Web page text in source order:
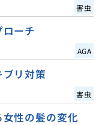
害虫
ーチ
AGA
リ対策
害虫
性の髪の変化